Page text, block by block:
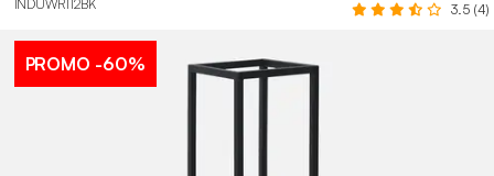
INDUWR112BK 3.5 (4)
PROMO -60%